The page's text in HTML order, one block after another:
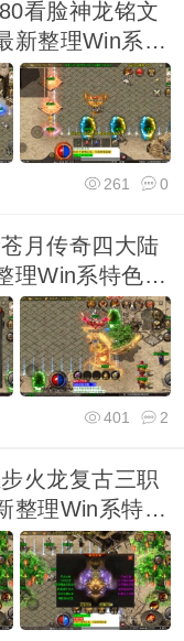
看脸神龙铭文
新整理Win系特
0
261
月传奇四大陆
理Win系特色端
2
401
火龙复古三职
整理Win系特色